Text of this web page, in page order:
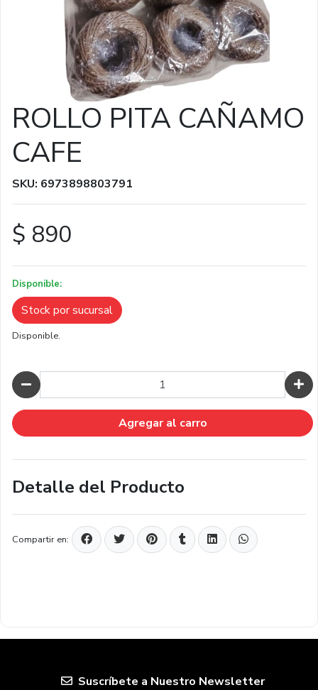
ROLLO PITA CAÑAMO
CAFE
SKU: 6973898803791
$ 890
Disponible:
Stock por sucursal
Disponible.
Cantidad
Agregar al carro
Detalle del Producto
Compartir en:
Suscríbete a Nuestro Newsletter